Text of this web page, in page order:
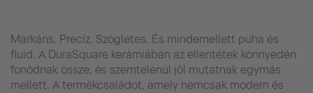
Markáns. Precíz. Szögletes. És mindemellett puha és
fluid. A DuraSquare kerámiában az ellentétek könnyedén
fonódnak össze, és szemtelenül jól mutatnak egymás
mellett. A termékcsaládot, amely nemcsak modern és